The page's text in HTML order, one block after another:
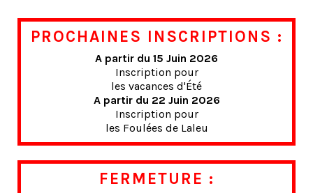
PROCHAINES INSCRIPTIONS :
A partir du 15 Juin 2026
Inscription pour
les vacances d'Été
A partir du 22 Juin 2026
Inscription pour
les Foulées de Laleu
FERMETURE :